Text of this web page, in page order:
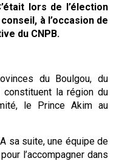
lors de l’élection
à l’occasion de
du CNPB.
du Boulgou, du
la région du
le Prince Akim au
sa suite, une équipe de
l’accompagner dans